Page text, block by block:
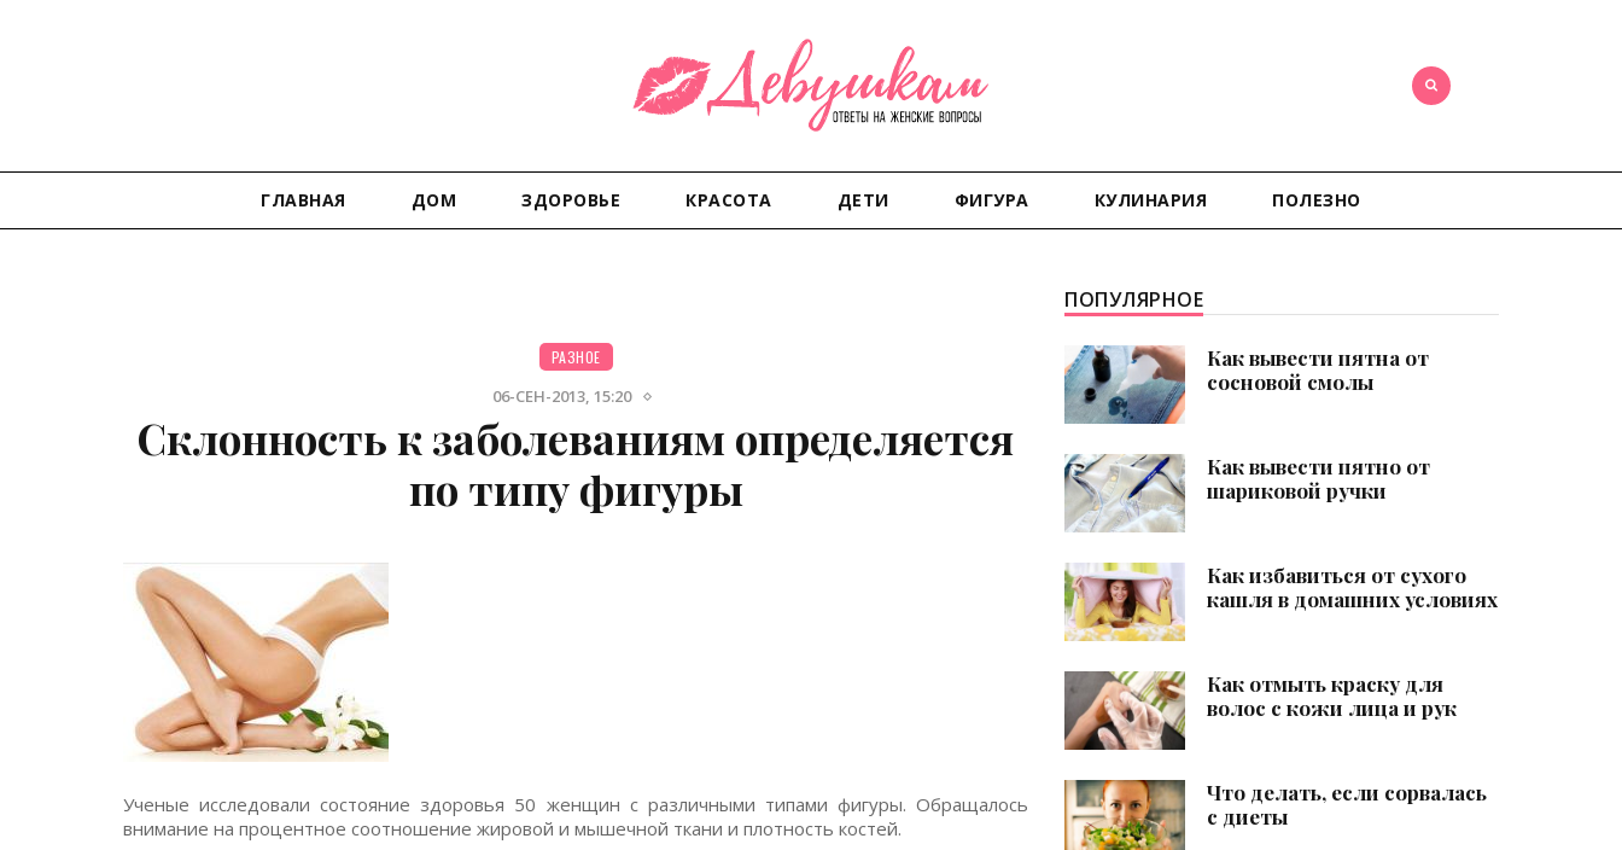
ГЛАВНАЯ ДОМ ЗДОРОВЬЕ КРАСОТА ДЕТИ ФИГУРА КУЛИНАРИЯ ПОЛЕЗНО
РАЗНОЕ
06-СЕН-2013, 15:20
Склонность к заболеваниям определяется
по типу фигуры
Ученые исследовали состояние здоровья 50 женщин с различными типами фигуры. Обращалось
внимание на процентное соотношение жировой и мышечной ткани и плотность костей.
ПОПУЛЯРНОЕ
Как вывести пятна от
сосновой смолы
Как вывести пятно от
шариковой ручки
Как избавиться от сухого
кашля в домашних условиях
Как отмыть краску для
волос с кожи лица и рук
Что делать, если сорвалась
с диеты